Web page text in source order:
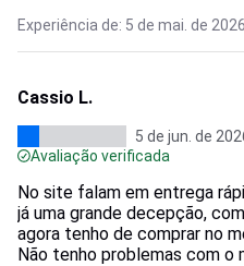
Experiência de: 5 de mai. de 2026
Cassio L.
5 de jun. de
Avaliação verificada
No site falam em entrega
já uma grande decepção,
agora tenho de comprar no
Não tenho problemas com o